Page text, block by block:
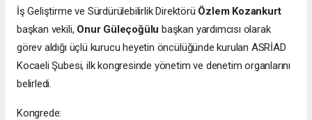
İş Geliştirme ve Sürdürülebilirlik Direktörü Özlem Kozankurt
başkan vekili, Onur Güleçoğülu başkan yardımcısı olarak
görev aldığı üçlü kurucu heyetin öncülüğünde kurulan ASRİAD
Kocaeli Şubesi, ilk kongresinde yönetim ve denetim organlarını
belirledi.
Kongrede: